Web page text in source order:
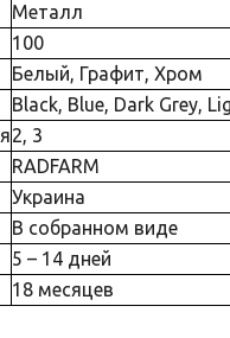
Металл
100
Белый, Графит, Хром
Black, Blue, Dark Grey,
2, 3
RADFARM
Украина
В собранном виде
5 – 14 дней
18 месяцев